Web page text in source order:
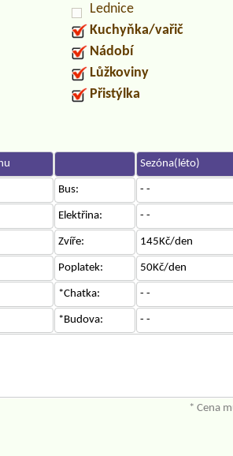
Lednice
Kuchyňka/vařič
Nádobí
Lůžkoviny
Přistýlka
Sezóna(léto)
Bus: - -
Elektřina: - -
Zvíře: 145Kč/den
Poplatek: 50Kč/den
*Chatka: - -
*Budova: - -
* Cena